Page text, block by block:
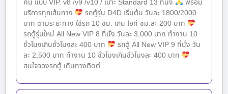
คัน แบบ VIP. v8 /v9 /v10 / เบาะ Standard 13 ที่นั่ง
พร้อม
บริการทุกเส้นทาง
รถตู้รุ่น D4D เริ่มต้น วันละ 1800​/2000
บาท ตามระยะทาง ใช้รถ 10 ชม. เกิน โอที ชม.ละ 200 บาท
รถตู้รุ่นใหม่ All New VIP 8 ที่นั่ง วันละ 3,000 บาท ทำงาน 10
ชั่วโมงเกินชั่วโมงละ 400 บาท
รถตู้ All New VIP 9 ที่นั่ง วัน
ละ 2,500 บาท ทำงาน 10 ชั่วโมงเกินชั่วโมงละ 400 บาท
สนใจจองรถตู้ เดินทาง​ติดต่